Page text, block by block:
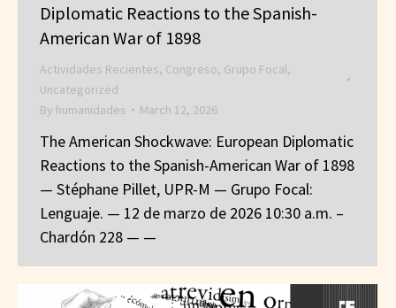
Diplomatic Reactions to the Spanish-
American War of 1898
Actividades Recientes, Congreso, Grupo Focal,
Uncategorized
By humanidades March 12, 2026
The American Shockwave: European Diplomatic
Reactions to the Spanish-American War of 1898
— Stéphane Pillet, UPR-M — Grupo Focal:
Lenguaje. — 12 de marzo de 2026 10:30 a.m. –
Chardón 228 — —